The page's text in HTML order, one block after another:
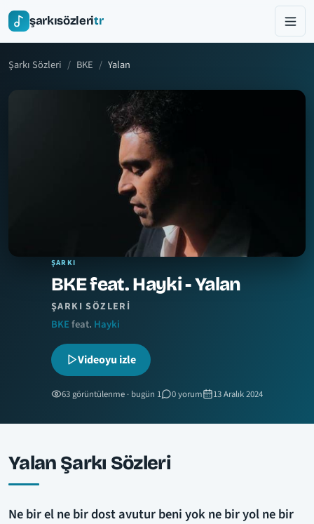
şarkısözleritr
Şarkı Sözleri BKE Yalan
ŞARKI
BKE feat. Hayki - Yalan
ŞARKI SÖZLERI
BKEfeat. Hayki
Videoyu izle
63 görüntülenme · bugün 1 0 yorum 13 Aralık 2024
Yalan Şarkı Sözleri
Ne bir el ne bir dost avutur beni yok ne bir yol ne bir